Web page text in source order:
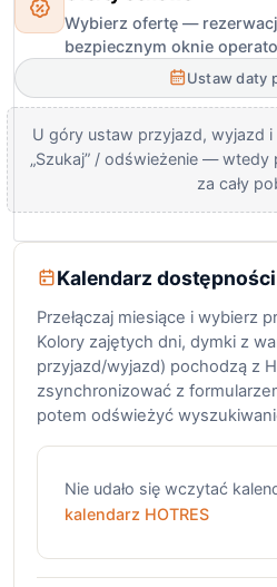
Wybierz ofertę —
bezpiecznym oknie
Ustaw daty
U góry ustaw przyjazd, wyjazd
„Szukaj” / odświeżenie —
za cały
Kalendarz dostępności
Przełączaj miesiące i wybierz
Kolory zajętych dni, dymki z
przyjazd/wyjazd) pochodzą z
zsynchronizować z
potem odświeżyć
Nie udało się wczytać
kalendarz HOTRES